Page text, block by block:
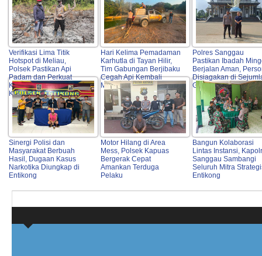
Verifikasi Lima Titik
Hotspot di Meliau,
Polsek Pastikan Api
Padam dan Perkuat
Koordinasi Pencegahan
Karhutla
Hari Kelima Pemadaman
Karhutla di Tayan Hilir,
Tim Gabungan Berjibaku
Cegah Api Kembali
Meluas
Polres Sanggau
Pastikan Ibadah
Berjalan Aman,
Disiagakan di
Gereja Kota
Sinergi Polisi dan
Masyarakat Berbuah
Hasil, Dugaan Kasus
Narkotika Diungkap di
Entikong
Motor Hilang di Area
Mess, Polsek Kapuas
Bergerak Cepat
Amankan Terduga
Pelaku
Bangun Kolaborasi
Lintas Instansi,
Sanggau Sambangi
Seluruh Mitra
Entikong